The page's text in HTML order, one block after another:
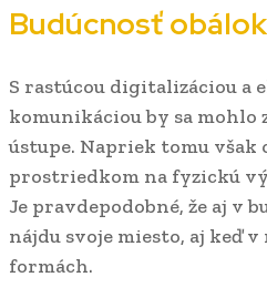
Budúcnosť obálok
S rastúcou digitalizáciou a
komunikáciou by sa mohlo
ústupe. Napriek tomu
prostriedkom na fyzickú
Je pravdepodobné, že aj v
nájdu svoje miesto, aj keď
formách.